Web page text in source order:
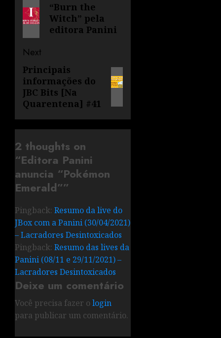
“Burn the
Witch” pela
editora Panini
Next
Principais
informações do
JBC Bits [Na
Quarentena] #41
2 thoughts on
“Editora Panini
anuncia “Pokémon
Emerald””
Pingback: Resumo da live do
JBox com a Panini (30/04/2021)
– Lacradores Desintoxicados
Pingback: Resumo das lives da
Panini (08/11 e 29/11/2021) –
Lacradores Desintoxicados
Deixe um comentário
Você precisa fazer o login
para publicar um comentário.